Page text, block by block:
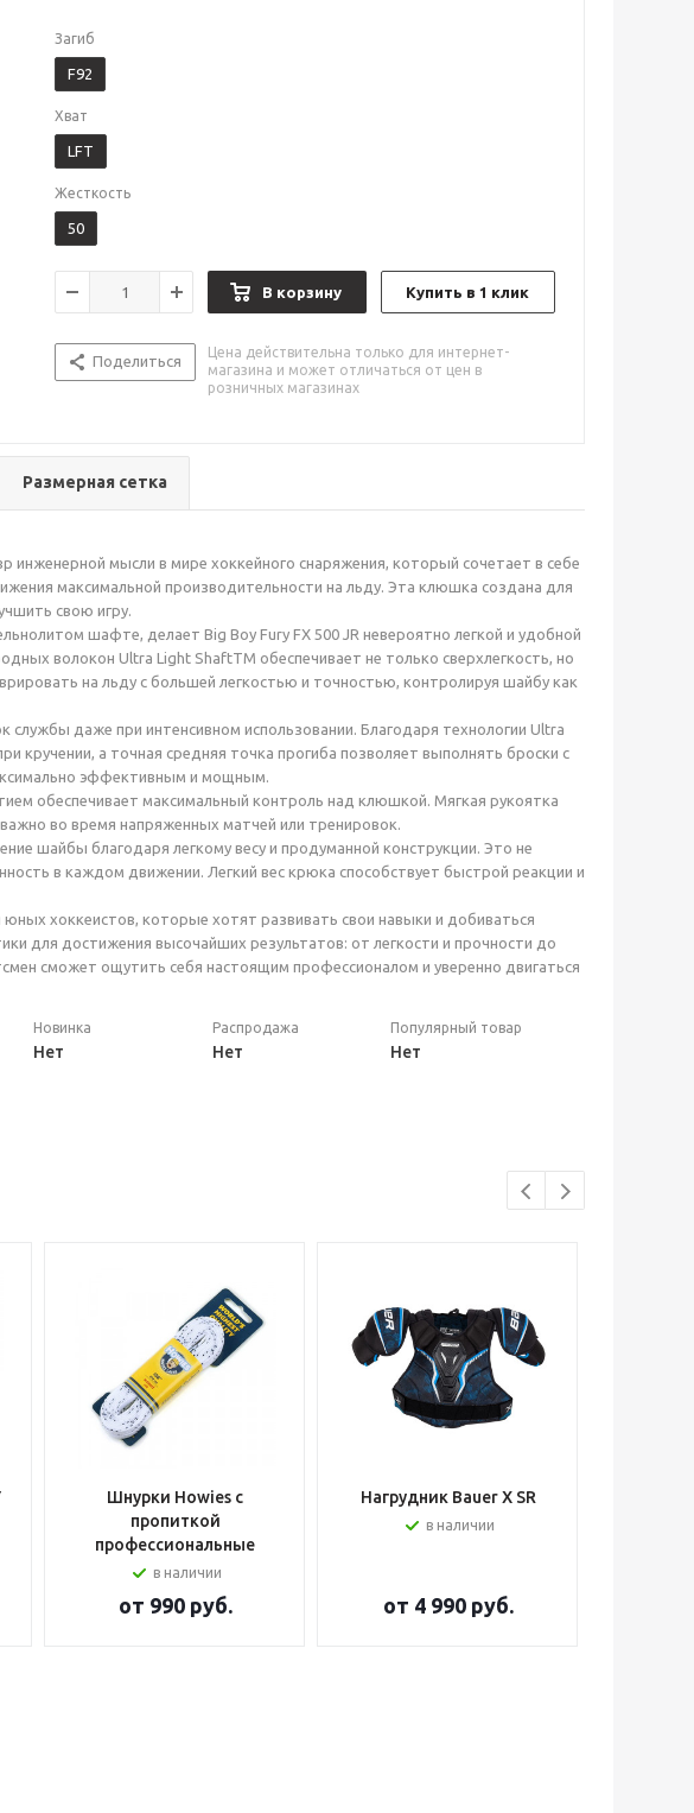
Загиб
F92
Хват
LFT
Жесткость
50
В корзину Купить в 1 клик
Поделиться
Цена действительна только для интернет-
магазина и может отличаться от цен в
розничных магазинах
Размерная сетка
мысли в мире хоккейного снаряжения, который сочетает в себе
максимальной производительности на льду. Эта клюшка создана для
свою игру.
шафте, делает Big Boy Fury FX 500 JR невероятно легкой и удобной
волокон Ultra Light ShaftTM обеспечивает не только сверхлегкость, но
на льду с большей легкостью и точностью, контролируя шайбу как
даже при интенсивном использовании. Благодаря технологии Ultra
кручении, а точная средняя точка прогиба позволяет выполнять броски с
эффективным и мощным.
обеспечивает максимальный контроль над клюшкой. Мягкая рукоятка
во время напряженных матчей или тренировок.
шайбы благодаря легкому весу и продуманной конструкции. Это не
в каждом движении. Легкий вес крюка способствует быстрой реакции и
хоккеистов, которые хотят развивать свои навыки и добиваться
для достижения высочайших результатов: от легкости и прочности до
сможет ощутить себя настоящим профессионалом и уверенно двигаться
Новинка
Нет
Распродажа
Нет
Популярный товар
Нет
Шнурки Howies с
пропиткой
профессиональные
в наличии
от 990 руб.
Нагрудник Bauer X SR
в наличии
от 4 990 руб.